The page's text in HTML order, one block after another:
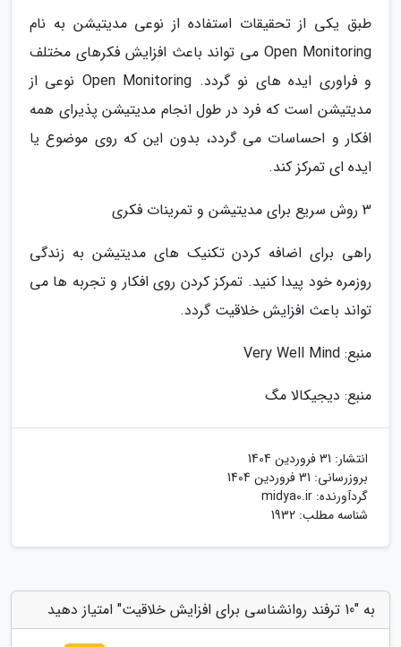
طبق یکی از تحقیقات استفاده از نوعی مدیتیشن به نام
Open Monitoring می تواند باعث افزایش فکرهای مختلف
و فراوری ایده های نو گردد. Open Monitoring نوعی از
مدیتیشن است که فرد در طول انجام مدیتیشن پذیرای همه
افکار و احساسات می گردد، بدون این که روی موضوع یا
ایده ای تمرکز کند.
3 روش سریع برای مدیتیشن و تمرینات فکری
راهی برای اضافه کردن تکنیک های مدیتیشن به زندگی
روزمره خود پیدا کنید. تمرکز کردن روی افکار و تجربه ها می
تواند باعث افزایش خلاقیت گردد.
منبع: Very Well Mind
منبع: دیجیکالا مگ
انتشار: 31 فروردین 1404
بروزرسانی: 31 فروردین 1404
گردآورنده: midya0.ir
شناسه مطلب: 1932
به "10 ترفند روانشناسی برای افزایش خلاقیت" امتیاز دهید